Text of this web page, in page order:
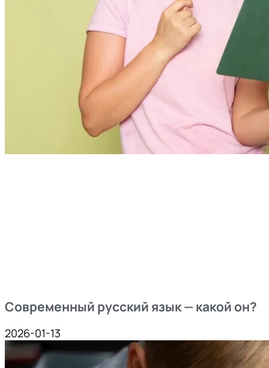
Современный русский язык — какой он?
2026-01-13